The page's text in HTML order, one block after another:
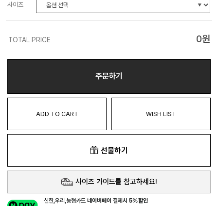
사이즈
TOTAL PRICE 0원
주문하기
ADD TO CART WISH LIST
선물하기
사이즈 가이드를 참고하세요!
신한,우리,농협카드네이버페이 결제시 5%할인